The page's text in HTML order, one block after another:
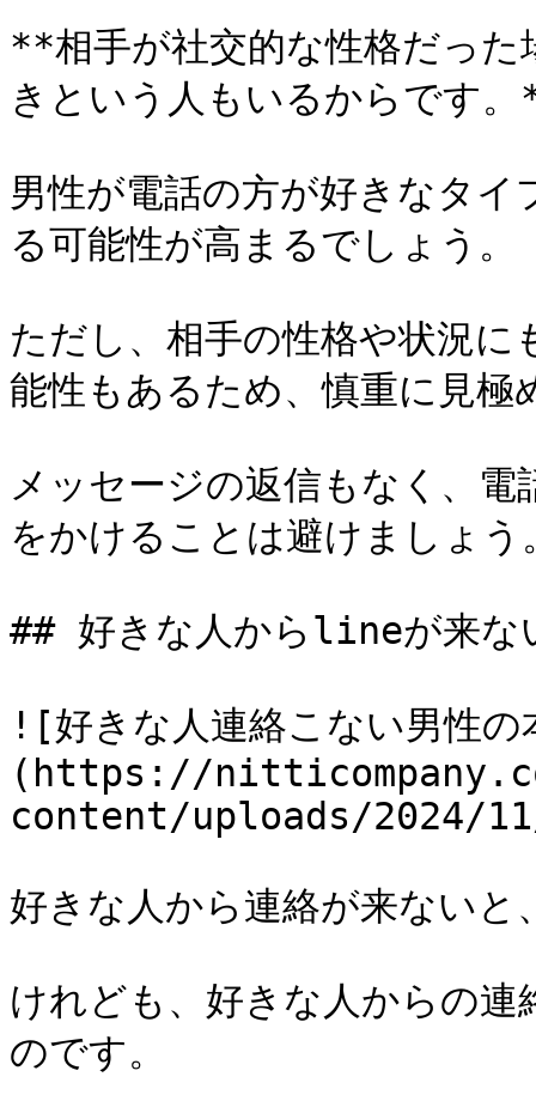
**相手が社交的な性格だった
きという人もいるからです
男性が電話の方が好きなタ
る可能性が高まるでしょう。
ただし、相手の性格や状況
能性もあるため、慎重に見極
メッセージの返信もなく、
をかけることは避けましょう
## 好きな人からlineが来な
![好きな人連絡こない男性
(https://
content/uploads/2024/
好きな人から連絡が来ない
けれども、好きな人からの
のです。